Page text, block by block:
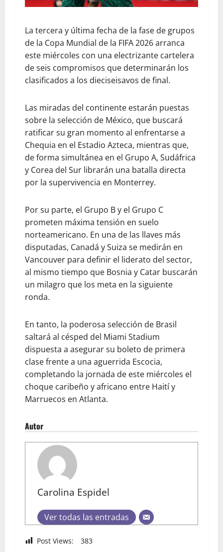
​La tercera y última fecha de la fase de grupos
de la Copa Mundial de la FIFA 2026 arranca
este miércoles con una electrizante cartelera
de seis compromisos que determinarán los
clasificados a los dieciseisavos de final.
Las miradas del continente estarán puestas
sobre la selección de México, que buscará
ratificar su gran momento al enfrentarse a
Chequia en el Estadio Azteca, mientras que,
de forma simultánea en el Grupo A, Sudáfrica
y Corea del Sur librarán una batalla directa
por la supervivencia en Monterrey.
​Por su parte, el Grupo B y el Grupo C
prometen máxima tensión en suelo
norteamericano. En una de las llaves más
disputadas, Canadá y Suiza se medirán en
Vancouver para definir el liderato del sector,
al mismo tiempo que Bosnia y Catar buscarán
un milagro que los meta en la siguiente
ronda.
En tanto, la poderosa selección de Brasil
saltará al césped del Miami Stadium
dispuesta a asegurar su boleto de primera
clase frente a una aguerrida Escocia,
completando la jornada de este miércoles el
choque caribeño y africano entre Haití y
Marruecos en Atlanta.
Autor
Carolina Espidel
Ver todas las entradas
Post Views: 383